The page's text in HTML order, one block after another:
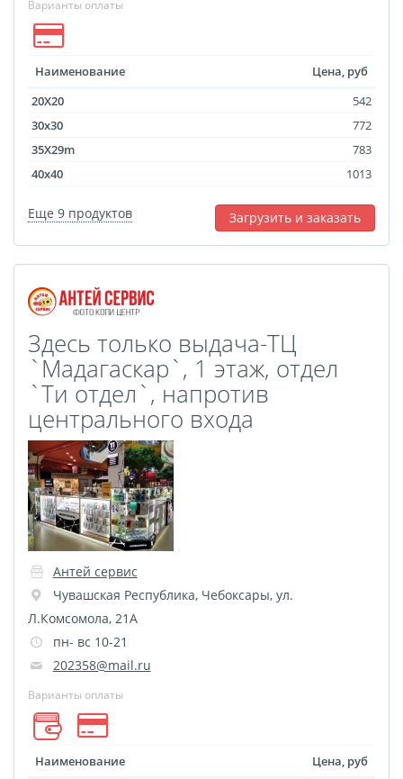
Майки с символикой
Беларусь
Оживающее письмо от
Елочный шар с
оживающей фотограф
подарочные наборы
оживающий
Календарь перекидной
оживающий
Оживающие визитки
Календарь отрывной
оживающий
Фотокнига 56
Spotify Glass
Рекламные конструкции
Обложки для авто
документов
Дизайн фотокниг
Фото на носках
Таблички на дверь
Сертификат
вакцинации
Варианты оплаты
Наименование
Цена, руб
20X20
542
30x30
772
35X29m
783
40x40
1013
Еще 9 продуктов Загрузить и заказать
Здесь только выдача-ТЦ
`Мадагаскар`, 1 этаж, отдел
`Tи отдел`, напротив
центрального входа
Антей сервис
Чувашская Республика, Чебоксары, ул.
Л.Комсомола, 21А
пн- вс 10-21
202358@mail.ru
Варианты оплаты
Наименование
Цена, руб